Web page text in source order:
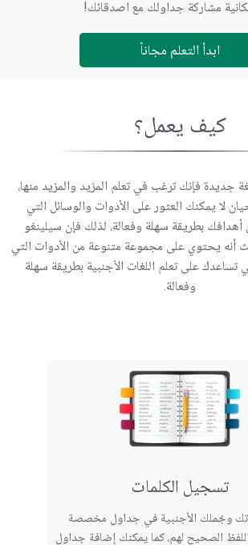
مشاركة جداولك مع اصدقائك!
ابدأ التعلم مجاناً
كيف يعمل؟
جديدة فإنك ترغب في تعلم المزيد والمزيد منها،
لا يمكنك العثور على الأدوات والوسائل التي
بطريقة سهلة وفعالة، لذلك فإن سيلينغو
يحتوي على مجموعة متنوعة من الأدوات التي
على تعلم اللغات الأجنبية بطريقة سهلة
وفعالة.
تسجيل الكلمات
وجُملك الأجنبية في جداول مخصصة
الصحيح لهم، كما يمكنك إضافة جداول